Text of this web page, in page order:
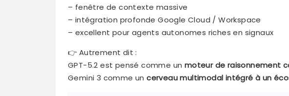
– fenêtre de contexte massive
– intégration profonde Google Cloud / Workspace
– excellent pour agents autonomes riches en signaux
👉 Autrement dit :
GPT-5.2 est pensé comme un moteur de raisonnement
Gemini 3 comme uncerveau multimodal intégré à un